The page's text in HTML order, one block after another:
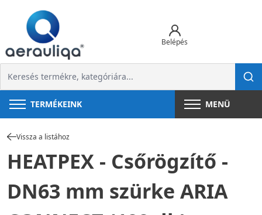
Belépés
TERMÉKEINK MENÜ
Vissza a listához
HEATPEX - Csőrögzítő -
DN63 mm szürke ARIA